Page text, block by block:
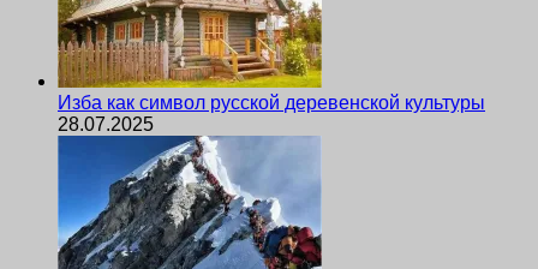
Изба как символ русской деревенской культуры
28.07.2025